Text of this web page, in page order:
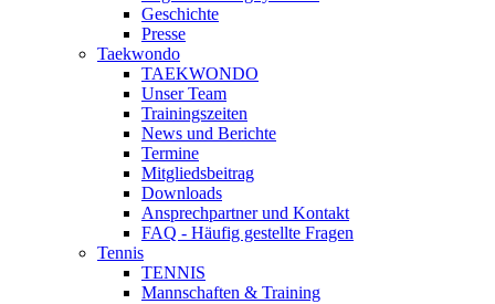
Geschichte
Presse
Taekwondo
TAEKWONDO
Unser Team
Trainingszeiten
News und Berichte
Termine
Mitgliedsbeitrag
Downloads
Ansprechpartner und Kontakt
FAQ - Häufig gestellte Fragen
Tennis
TENNIS
Mannschaften & Training